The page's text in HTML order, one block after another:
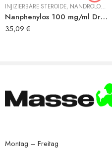
INJIZIERBARE STEROIDE, NANDROLON
Nanphenylos 100 mg/ml Driada
35,09 €
Montag – Freitag